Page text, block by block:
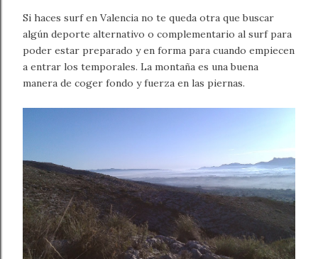
Si haces surf en Valencia no te queda otra que buscar
algún deporte alternativo o complementario al surf para
poder estar preparado y en forma para cuando empiecen
a entrar los temporales. La montaña es una buena
manera de coger fondo y fuerza en las piernas.